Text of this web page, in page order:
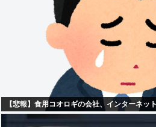
【悲報】食用コオロギの会社、インターネッ